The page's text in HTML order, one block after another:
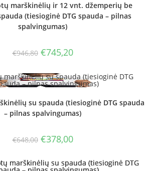
marškinėlių ir 12 vnt. džemperių be
(tiesioginė DTG spauda – pilnas
spalvingumas)
€946,80 Original
price
€946,80.
€745,20Current
price
€745,20.
su spauda (tiesioginė DTG spauda
– pilnas spalvingumas)
€648,00 Original
price
€648,00.
€378,00Current
price
€378,00.